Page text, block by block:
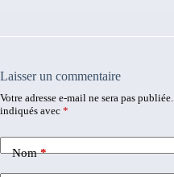
Laisser un commentaire
Votre adresse e-mail ne sera pas publiée.
indiqués avec *
Nom*